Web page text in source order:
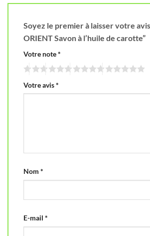
Soyez le premier à laisser votre
ORIENT Savon à l’huile de carotte”
Votre note*
Votre avis*
Nom *
E-mail *